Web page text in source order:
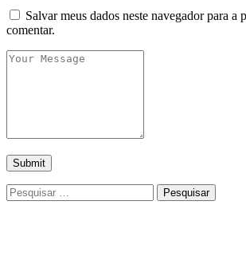
Salvar meus dados neste navegador para a
comentar.
Pesquisar
por: